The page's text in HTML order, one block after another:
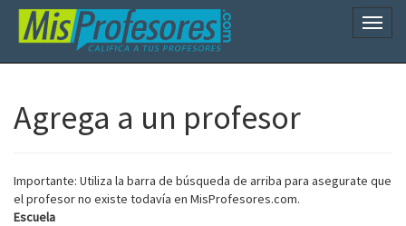
Agrega a un profesor
Importante: Utiliza la barra de búsqueda de arriba para asegurate que
el profesor no existe todavía en MisProfesores.com.
Escuela